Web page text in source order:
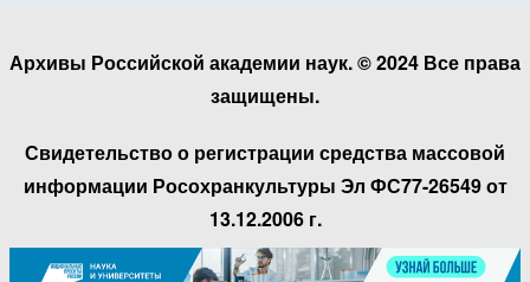
Архивы Российской академии наук. © 2024 Все права
защищены.
Свидетельство о регистрации средства массовой
информации Росохранкультуры Эл ФС77-26549 от
13.12.2006 г.